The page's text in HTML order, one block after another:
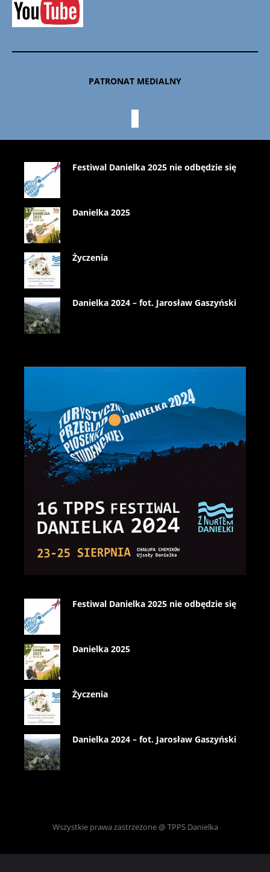
PATRONAT MEDIALNY
Festiwal Danielka 2025 nie odbędzie się
Danielka 2025
Życzenia
Danielka 2024 – fot. Jarosław Gaszyński
Festiwal Danielka 2025 nie odbędzie się
Danielka 2025
Życzenia
Danielka 2024 – fot. Jarosław Gaszyński
Wszystkie prawa zastrzeżone @ TPPS Danielka